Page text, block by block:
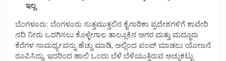
ಇಲ್ಲ
ಬೆಂಗಳೂರು: ಬೆಂಗಳೂರು ಸುತ್ತಮುತ್ತಲಿನ ಕೈಗಾರಿಕಾ ಪ್ರದೇಶಗಳಿಗೆ ಕಾವೇರಿ
ನದಿ ನೀರು ಒದಗಿಸಲು ಕೊಳ್ಳೇಗಾಲ ತಾಲ್ಲೂಕಿನ ಅಗರ ಮತ್ತು ಮದ್ದೂರು
ಕೆರೆಗಳ ಸಾಮರ್ಥ್ಯವನ್ನು ಹೆಚ್ಚು ಮಾಡಿ, ಅಲ್ಲಿಂದ ಪಂಪ್ ಮಾಡಲು ಯೋಜನೆ
ರೂಪಿಸಿದ್ದು, ಇದರಿಂದ ಹಾಲಿ ಒಂದು ಬೆಳೆ ಬೆಳೆಯುತ್ತಿರುವ ಅಚ್ಚುಕಟ್ಟು